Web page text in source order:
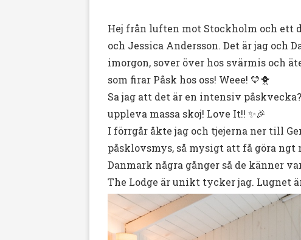
Hej från luften mot Stockholm och ett
och Jessica Andersson. Det är jag och
imorgon, sover över hos svärmis och
som firar Påsk hos oss! Weee! 💛🐥
Sa jag att det är en intensiv
uppleva massa skoj! Love It!! ✨🎉
I förrgår åkte jag och tjejerna ner till
påsklovsmys, så mysigt att få göra
Danmark några gånger så de känner
The Lodge är unikt tycker jag. Lugnet